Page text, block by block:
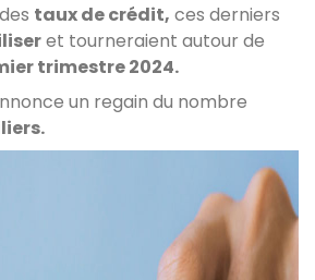
taux de crédit, ces derniers
et tourneraient autour de
trimestre 2024.
un regain du nombre